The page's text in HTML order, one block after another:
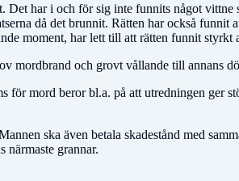
Det har i och för sig inte funnits något
då det brunnit. Rätten har också
moment, har lett till att rätten funnit styrkt
mordbrand och grovt vållande till annans
för mord beror bl.a. på att utredningen ger
ska även betala skadestånd med
närmaste grannar.